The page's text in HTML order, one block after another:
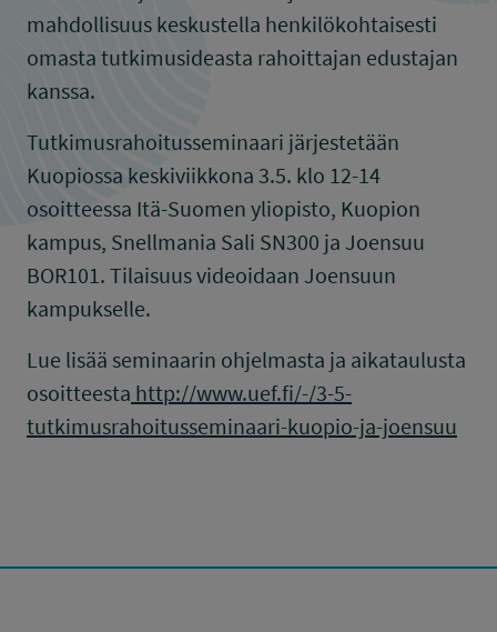
mahdollisuus keskustella henkilökohtaisesti
omasta tutkimusideasta rahoittajan edustajan
kanssa.
Tutkimusrahoitusseminaari järjestetään
Kuopiossa keskiviikkona 3.5. klo 12-14
osoitteessa Itä-Suomen yliopisto, Kuopion
kampus, Snellmania Sali SN300 ja Joensuu
BOR101. Tilaisuus videoidaan Joensuun
kampukselle.
Lue lisää seminaarin ohjelmasta ja aikataulusta
osoitteesta http://www.uef.fi/-/3-5-
tutkimusrahoitusseminaari-kuopio-ja-joensuu